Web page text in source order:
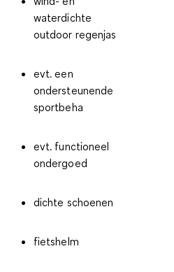
waterdichte
outdoor regenjas
evt. een
ondersteunende
sportbeha
evt. functioneel
ondergoed
dichte schoenen
fietshelm